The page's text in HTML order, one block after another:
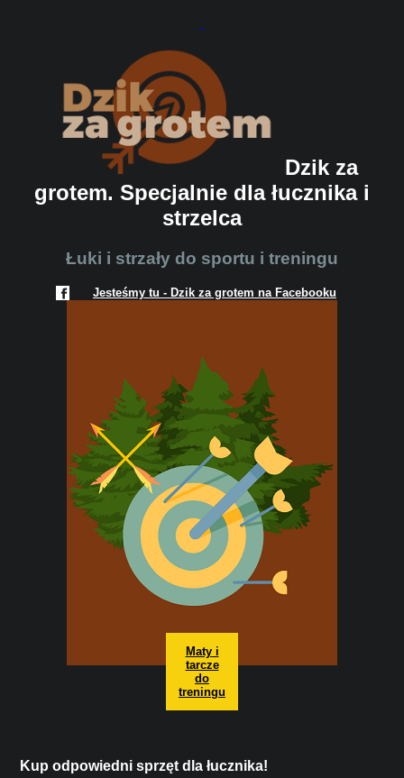
Dzik za
grotem. Specjalnie dla łucznika i
strzelca
Łuki i strzały do sportu i treningu
Jesteśmy tu - Dzik za grotem na Facebooku
Maty i
tarcze
do
treningu
Kup odpowiedni sprzęt dla łucznika!